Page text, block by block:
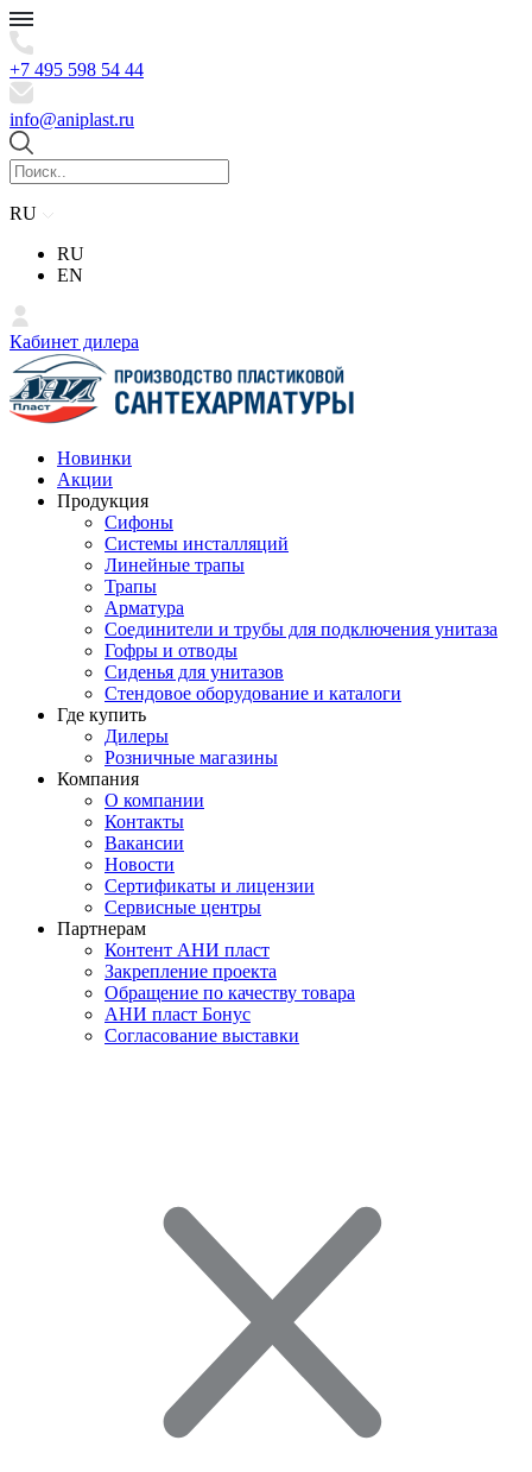
+7 495 598 54 44
info@aniplast.ru
RU
RU
EN
Кабинет дилера
Новинки
Акции
Продукция
Сифоны
Системы инсталляций
Линейные трапы
Трапы
Арматура
Соединители и трубы для подключения унитаза
Гофры и отводы
Сиденья для унитазов
Стендовое оборудование и каталоги
Где купить
Дилеры
Розничные магазины
Компания
О компании
Контакты
Вакансии
Новости
Сертификаты и лицензии
Сервисные центры
Партнерам
Контент АНИ пласт
Закрепление проекта
Обращение по качеству товара
АНИ пласт Бонус
Согласование выставки